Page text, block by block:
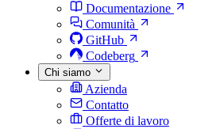
Documentazione
Comunità
GitHub
Codeberg
Chi siamo
Azienda
Contatto
Offerte di lavoro